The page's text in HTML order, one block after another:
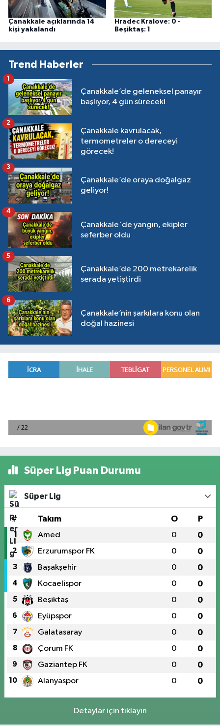
Çanakkale açıklarında 14
kişi yakalandı
Hradec Kralove: 0 -
Beşiktaş: 1
Trend Haberler
Çanakkale’de geleneksel panayır
başlıyor, 4 gün sürecek!
1
Çanakkale kavrulacak,
termometreler o dereceyi
görecek!
2
Çanakkale’de oraya doğalgaz
geliyor!
3
Çanakkale'de yangın, ekipler
seferber oldu
4
Çanakkale’de 200 metrekarelik
serada yetiştirdi
5
Çanakkale’nin şarkılara konu olan
doğal hazinesi
6
Süper Lig Puan Durumu
Süper Lig
# Takım O P
1 Amed 0 0
2 Erzurumspor FK 0 0
3 Başakşehir 0 0
4 Kocaelispor 0 0
5 Beşiktaş 0 0
6 Eyüpspor 0 0
7 Galatasaray 0 0
8 Çorum FK 0 0
9 Gaziantep FK 0 0
10 Alanyaspor 0 0
Detaylar için tıklayın